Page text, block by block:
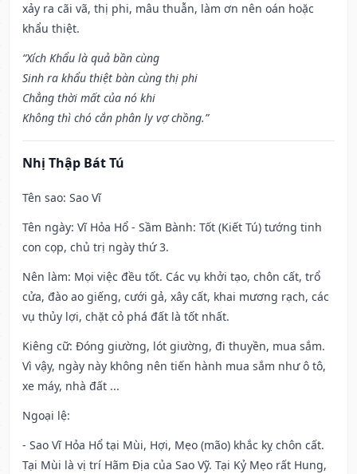
xảy ra cãi vã, thị phi, mâu thuẫn, làm ơn nên oán hoặc
khẩu thiệt.
“Xích Khẩu là quả bần cùng
Sinh ra khẩu thiệt bàn cùng thị phi
Chẳng thời mất của nó khi
Không thì chó cắn phân ly vợ chồng.”
Nhị Thập Bát Tú
Tên sao: Sao Vĩ
Tên ngày: Vĩ Hỏa Hổ - Sầm Bành: Tốt (Kiết Tú) tướng tinh
con cọp, chủ trị ngày thứ 3.
Nên làm: Mọi việc đều tốt. Các vụ khởi tạo, chôn cất, trổ
cửa, đào ao giếng, cưới gả, xây cất, khai mương rạch, các
vụ thủy lợi, chặt cỏ phá đất là tốt nhất.
Kiêng cữ: Đóng giường, lót giường, đi thuyền, mua sắm.
Vì vậy, ngày này không nên tiến hành mua sắm như ô tô,
xe máy, nhà đất ...
Ngoại lệ:
- Sao Vĩ Hỏa Hổ tại Mùi, Hợi, Mẹo (mão) khắc kỵ chôn cất.
Tại Mùi là vị trí Hãm Địa của Sao Vỹ. Tại Kỷ Mẹo rất Hung,